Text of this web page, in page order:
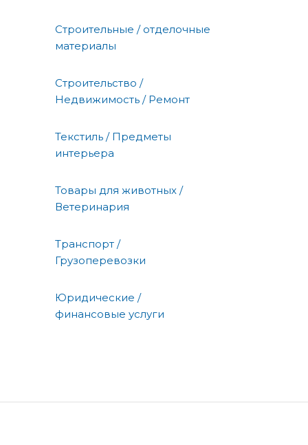
Строительные / отделочные
материалы
Строительство /
Недвижимость / Ремонт
Текстиль / Предметы
интерьера
Товары для животных /
Ветеринария
Транспорт /
Грузоперевозки
Юридические /
финансовые услуги